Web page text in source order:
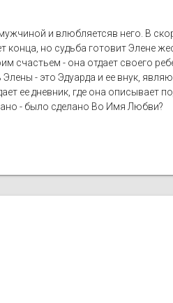
и влюбляетсяв него. В
конца, но судьба готовит Элене
счастьем - она отдает своего
- это Эдуарда и ее внук,
ее дневник, где она описывает
- было сделано Во Имя Любви?